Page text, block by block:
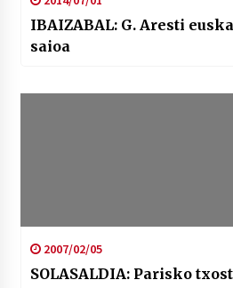
IBAIZABAL: G. Aresti
saioa
2007/02/05
SOLASALDIA: Parisko